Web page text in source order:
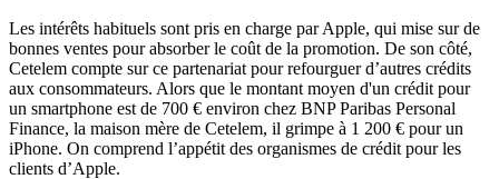
Les intérêts habituels sont pris en charge par Apple, qui mise sur de
bonnes ventes pour absorber le coût de la promotion. De son côté,
Cetelem compte sur ce partenariat pour refourguer d’autres crédits
aux consommateurs. Alors que le montant moyen d'un crédit pour
un smartphone est de 700 € environ chez BNP Paribas Personal
Finance, la maison mère de Cetelem, il grimpe à 1 200 € pour un
iPhone. On comprend l’appétit des organismes de crédit pour les
clients d’Apple.